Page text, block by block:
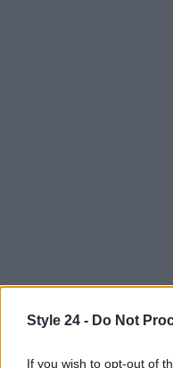
Style 24 - Do Not
If you wish to opt-out of